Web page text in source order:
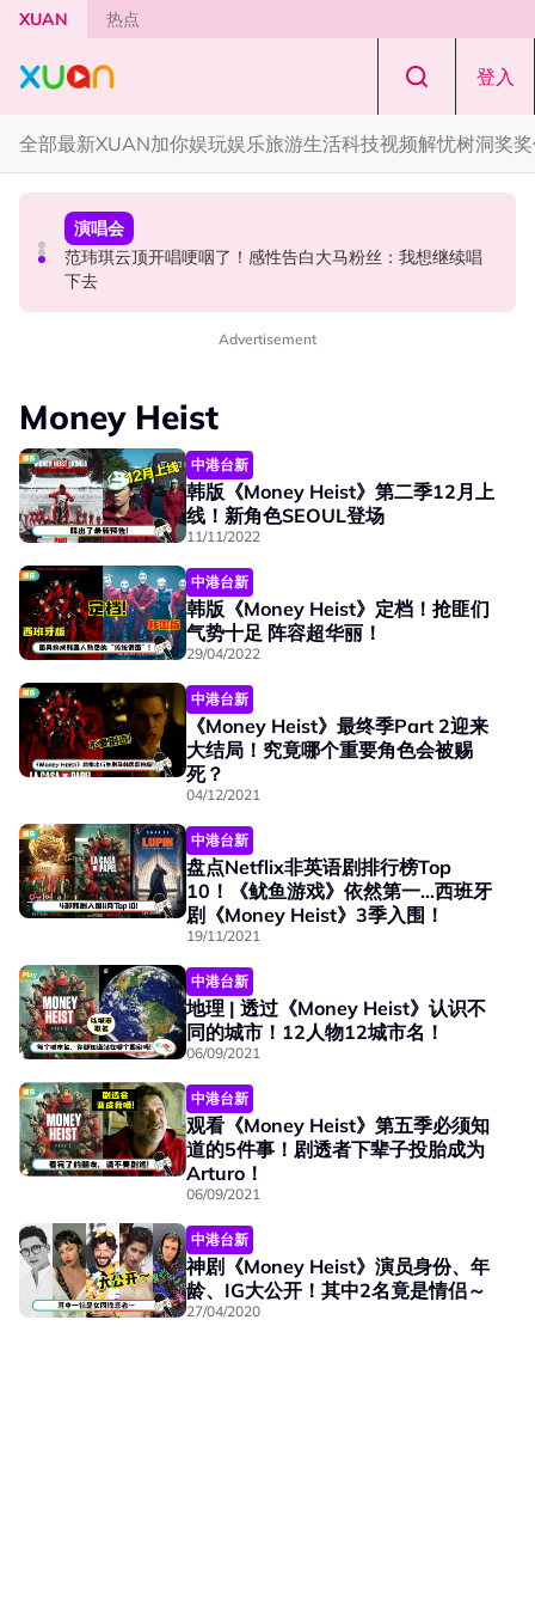
Skip to main content
XUAN 热点
登入
全部最新XUAN加你娱玩娱乐旅游生活科技视频解忧树洞奖
中港台新
《披荆斩棘2026》正式官宣全阵容！余文乐、刘畊宏、孙
楠都来了
中港台新
陈土豆玩梗《下一站幸福》！同框阿信、吴建豪上演“光晞
不能捐”桥段
演唱会
范玮琪云顶开唱哽咽了！感性告白大马粉丝：我想继续唱
下去
Advertisement
Money Heist
中港台新
韩版《Money Heist》第二季12月上
线！新角色SEOUL登场
11/11/2022
中港台新
韩版《Money Heist》定档！抢匪们
气势十足 阵容超华丽！
29/04/2022
中港台新
《Money Heist》最终季Part 2迎来
大结局！究竟哪个重要角色会被赐
死？
04/12/2021
中港台新
盘点Netflix非英语剧排行榜Top
10！《鱿鱼游戏》依然第一…西班牙
剧《Money Heist》3季入围！
19/11/2021
中港台新
地理 | 透过《Money Heist》认识不
同的城市！12人物12城市名！
06/09/2021
中港台新
观看《Money Heist》第五季必须知
道的5件事！剧透者下辈子投胎成为
Arturo！
06/09/2021
中港台新
神剧《Money Heist》演员身份、年
龄、IG大公开！其中2名竟是情侣～
27/04/2020